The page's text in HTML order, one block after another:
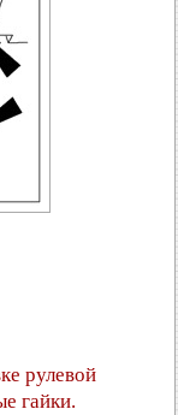
рулевой
гайки.